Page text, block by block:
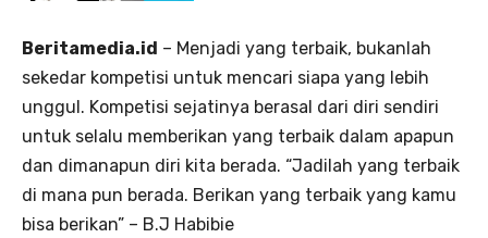
Beritamedia.id – Menjadi yang terbaik, bukanlah
sekedar kompetisi untuk mencari siapa yang lebih
unggul. Kompetisi sejatinya berasal dari diri sendiri
untuk selalu memberikan yang terbaik dalam apapun
dan dimanapun diri kita berada. “Jadilah yang terbaik
di mana pun berada. Berikan yang terbaik yang kamu
bisa berikan” – B.J Habibie